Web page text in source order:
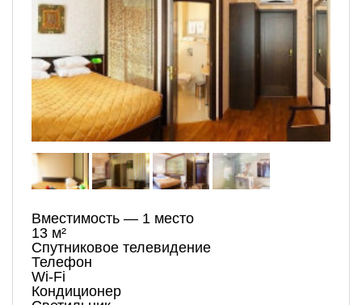
Вместимость — 1 место
13 м²
Спутниковое телевидение
Телефон
Wi-Fi
Кондиционер